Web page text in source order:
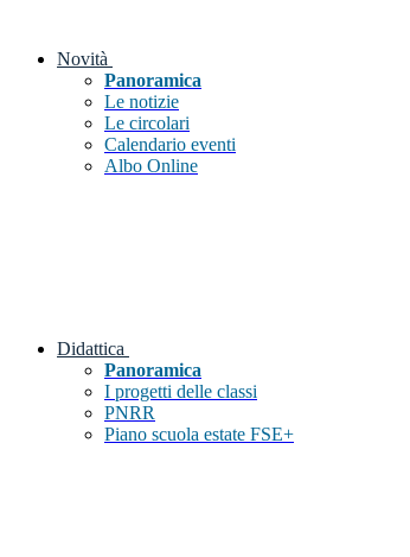
Novità
Panoramica
Le notizie
Le circolari
Calendario eventi
Albo Online
Didattica
Panoramica
I progetti delle classi
PNRR
Piano scuola estate FSE+